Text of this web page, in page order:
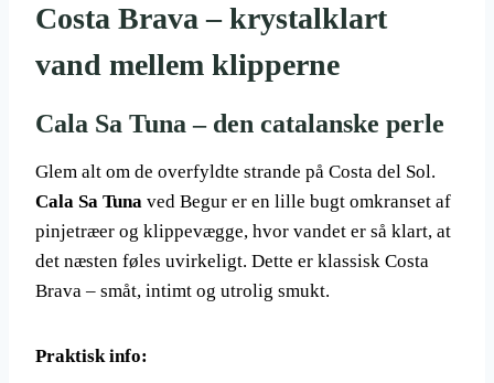
Costa Brava – krystalklart
vand mellem klipperne
Cala Sa Tuna – den catalanske perle
Glem alt om de overfyldte strande på Costa del Sol.
Cala Sa Tuna ved Begur er en lille bugt omkranset af
pinjetræer og klippevægge, hvor vandet er så klart, at
det næsten føles uvirkeligt. Dette er klassisk Costa
Brava – småt, intimt og utrolig smukt.
Praktisk info: